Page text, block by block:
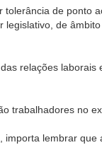
tolerância de ponto
legislativo, de
relações
trabalhadores no
importa lembrar